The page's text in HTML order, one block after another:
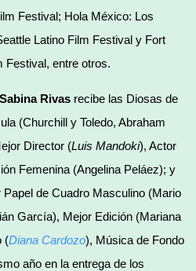
Festival; Hola México: Los
Latino Film Festival y Fort
Festival, entre otros.
Rivas recibe las Diosas de
(Churchill y Toledo, Abraham
Director (Luis Mandoki), Actor
Femenina (Angelina Peláez); y
de Cuadro Masculino (Mario
García), Mejor Edición (Mariana
(Diana Cardozo), Música de Fondo
año en la entrega de los